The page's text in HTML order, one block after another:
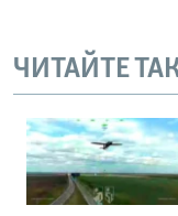
ЧИТАЙТЕ